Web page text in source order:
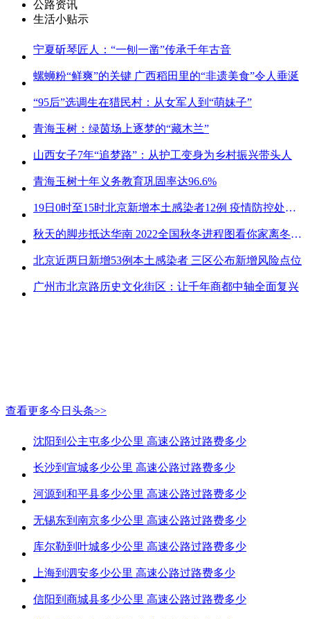
公路资讯
生活小贴示
宁夏斫琴匠人：“一刨一凿”传承千年古音
螺蛳粉“鲜爽”的关键 广西稻田里的“非遗美食”令人垂涎
“95后”选调生在猎民村：从女军人到“萌妹子”
青海玉树：绿茵场上逐梦的“藏木兰”
山西女子7年“追梦路”：从护工变身为乡村振兴带头人
青海玉树十年义务教育巩固率达96.6%
19日0时至15时北京新增本土感染者12例 疫情防控处关键时刻
秋天的脚步抵达华南 2022全国秋冬进程图看你家离冬天有多远
北京近两日新增53例本土感染者 三区公布新增风险点位
广州市北京路历史文化街区：让千年商都中轴全面复兴
查看更多今日头条>>
沈阳到公主屯多少公里 高速公路过路费多少
长沙到宣城多少公里 高速公路过路费多少
河源到和平县多少公里 高速公路过路费多少
无锡东到南京多少公里 高速公路过路费多少
库尔勒到叶城多少公里 高速公路过路费多少
上海到泗安多少公里 高速公路过路费多少
信阳到商城县多少公里 高速公路过路费多少